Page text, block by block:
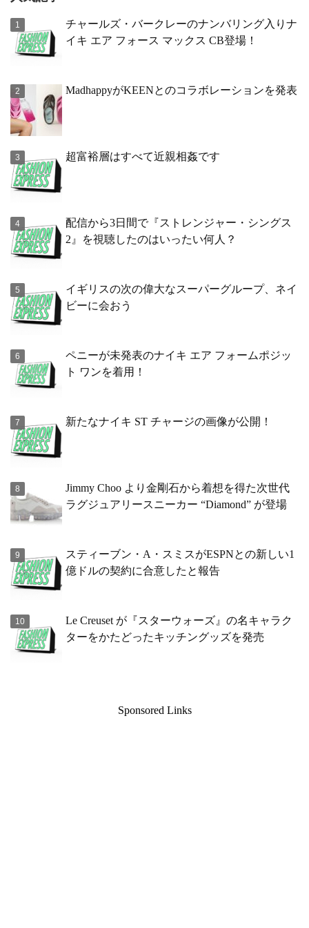
チャールズ・バークレーのナンバリング入りナ
イキ エア フォース マックス CB登場！
MadhappyがKEENとのコラボレーションを発表
超富裕層はすべて近親相姦です
配信から3日間で『ストレンジャー・シングス
2』を視聴したのはいったい何人？
イギリスの次の偉大なスーパーグループ、ネイ
ビーに会おう
ペニーが未発表のナイキ エア フォームポジッ
ト ワンを着用！
新たなナイキ ST チャージの画像が公開！
Jimmy Choo より金剛石から着想を得た次世代
ラグジュアリースニーカー “Diamond” が登場
スティーブン・A・スミスがESPNとの新しい1
億ドルの契約に合意したと報告
Le Creuset が『スターウォーズ』の名キャラク
ターをかたどったキッチングッズを発売
Sponsored Links